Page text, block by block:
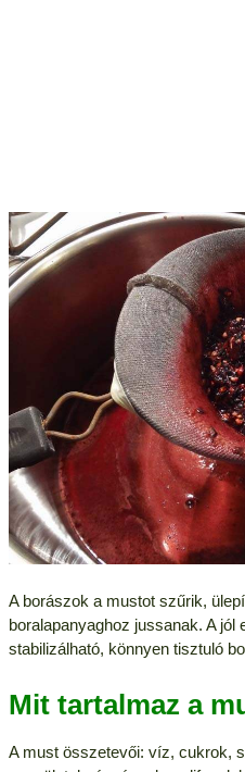
A borászok a mustot szűrik,
boralapanyaghoz jussanak. A jól
stabilizálható, könnyen tisztuló
Mit tartalmaz a
A must összetevői: víz, cukrok,